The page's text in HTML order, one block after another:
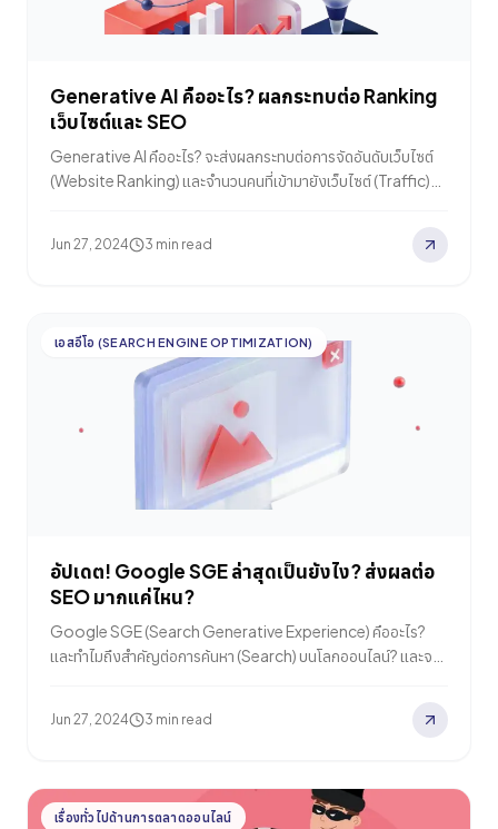
Generative AI คืออะไร? ผลกระทบต่อ Ranking
เว็บไซต์และ SEO
Generative AI คืออะไร? จะส่งผลกระทบต่อการจัดอันดับเว็บไซต์
(Website Ranking) และจำนวนคนที่เข้ามายังเว็บไซต์ (Traffic)
รักษาการมองเห็นเว็บไซต์ ซึ่งสำคัญต่อแบรนด์และผู้ทำธุรกิจอย่าง
Jun 27, 2024 3 min read
เอสอีโอ (SEARCH ENGINE OPTIMIZATION)
อัปเดต! Google SGE ล่าสุดเป็นยังไง? ส่งผลต่อ
SEO มากแค่ไหน?
Google SGE (Search Generative Experience) คืออะไร?
และทำไมถึงสำคัญต่อการค้นหา (Search) บนโลกออนไลน์? และจาก
Google…
Jun 27, 2024 3 min read
เรื่องทั่วไปด้านการตลาดออนไลน์